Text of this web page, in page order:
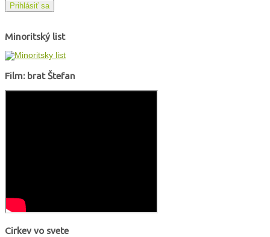
Prihlásiť sa
Minoritský list
Film: brat Štefan
Cirkev vo svete